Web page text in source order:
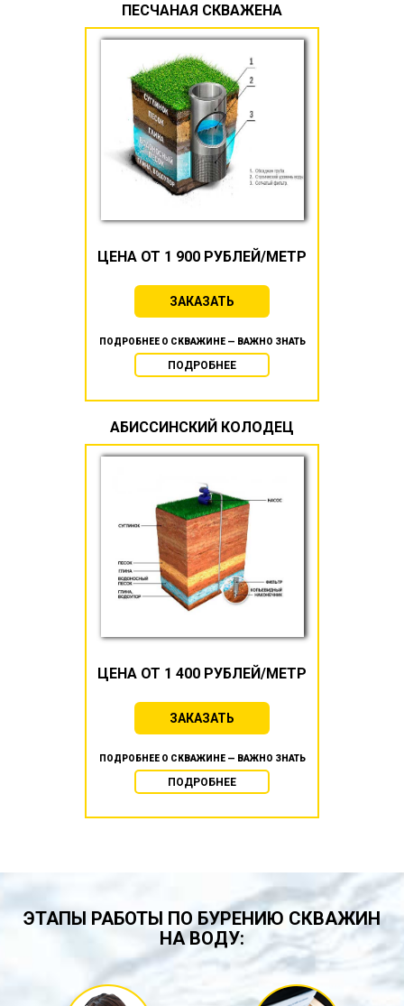
ПЕСЧАНАЯ СКВАЖЕНА
ЦЕНА ОТ 1 900 РУБЛЕЙ/МЕТР
ЗАКАЗАТЬ
ПОДРОБНЕЕ О СКВАЖИНЕ — ВАЖНО ЗНАТЬ
ПОДРОБНЕЕ
АБИССИНСКИЙ КОЛОДЕЦ
ЦЕНА ОТ 1 400 РУБЛЕЙ/МЕТР
ЗАКАЗАТЬ
ПОДРОБНЕЕ О СКВАЖИНЕ — ВАЖНО ЗНАТЬ
ПОДРОБНЕЕ
ЭТАПЫ РАБОТЫ ПО БУРЕНИЮ СКВАЖИН
НА ВОДУ: